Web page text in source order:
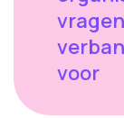
voor